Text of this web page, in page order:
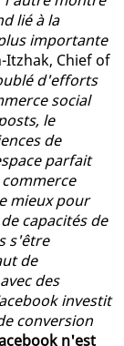
lié à la
importante
Itzhak, Chief of
d'efforts
social
le
de
parfait
mieux pour
capacités de
s'être
de
des
investit
conversion
n'est